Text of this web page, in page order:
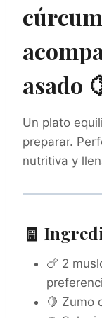
asado
Un plato
preparar.
nutritiva y
🧾
🍗 2
🍋 Zumo